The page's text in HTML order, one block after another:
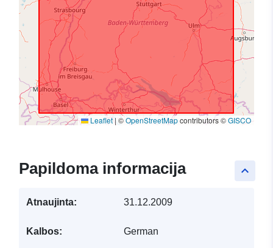
Leaflet | ©OpenStreetMapcontributors ©GISCO
keyboard_arrow_up
Papildoma informacija
Atnaujinta: 31.12.2009
Kalbos: German